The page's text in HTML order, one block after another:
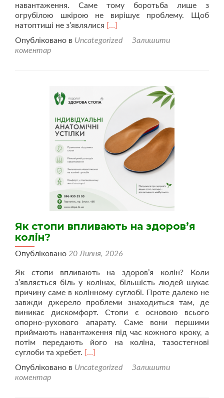
навантаження. Саме тому боротьба лише з
огрубілою шкірою не вирішує проблему. Щоб
натоптиші не з’являлися Читати
проЧому
[…]
Опубліковано в Uncategorized
Залишити
коментар
Як стопи впливають на здоров’я
колін?
Опубліковано 20 Липня, 2026
Як стопи впливають на здоров’я колін? Коли
з’являється біль у колінах, більшість людей шукає
причину саме в колінному суглобі. Проте далеко не
завжди джерело проблеми знаходиться там, де
виникає дискомфорт. Стопи є основою всього
опорно-рухового апарату. Саме вони першими
приймають навантаження під час кожного кроку, а
потім передають його на коліна, тазостегнові
суглоби та хребет. Читати
проЯк
[…]
Опубліковано в Uncategorized
Залишити
коментар